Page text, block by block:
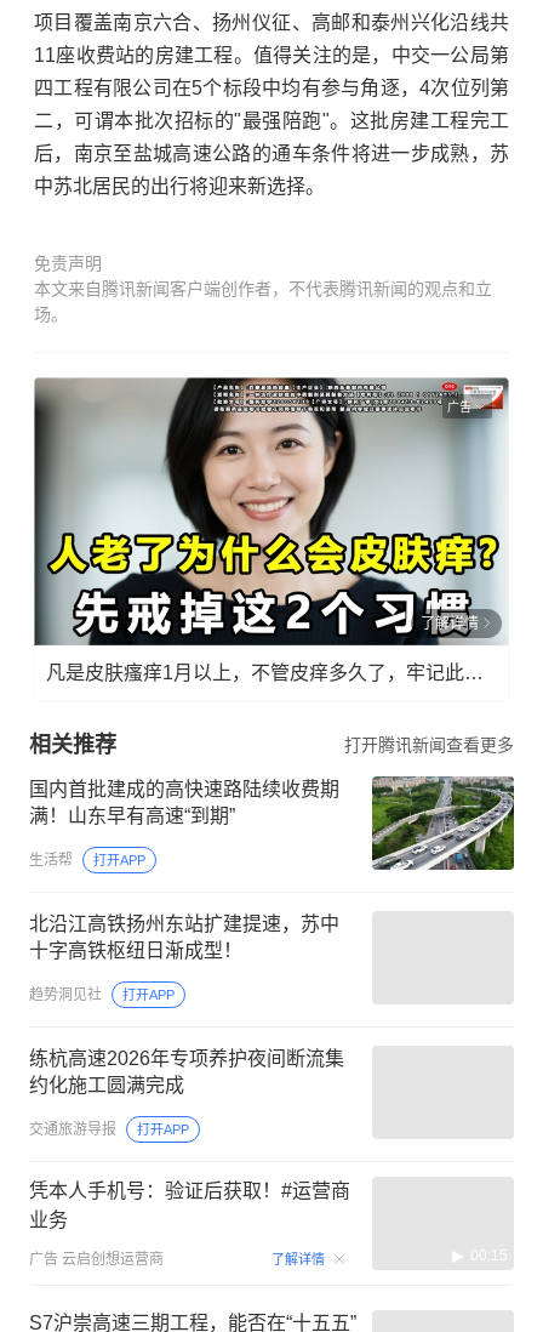
项目覆盖南京六合、扬州仪征、高邮和泰州兴化沿线共
11座收费站的房建工程。值得关注的是，中交一公局第
四工程有限公司在5个标段中均有参与角逐，4次位列第
二，可谓本批次招标的"最强陪跑"。这批房建工程完工
后，南京至盐城高速公路的通车条件将进一步成熟，苏
中苏北居民的出行将迎来新选择。
免责声明
本文来自腾讯新闻客户端创作者，不代表腾讯新闻的观点和立
场。
广告
了解详情
凡是皮肤瘙痒1月以上，不管皮痒多久了，牢记此法，快！准！狠！
相关推荐 打开腾讯新闻查看更多
国内首批建成的高快速路陆续收费期
满！山东早有高速“到期”
生活帮 打开APP
北沿江高铁扬州东站扩建提速，苏中
十字高铁枢纽日渐成型！
趋势洞见社 打开APP
练杭高速2026年专项养护夜间断流集
约化施工圆满完成
交通旅游导报 打开APP
凭本人手机号：验证后获取！#运营商
业务
广告 云启创想运营商 了解详情 00:15
S7沪崇高速三期工程，能否在“十五五”